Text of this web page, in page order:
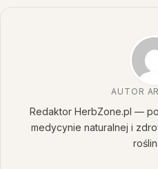
AUTOR
Redaktor HerbZone.pl —
medycynie naturalnej i